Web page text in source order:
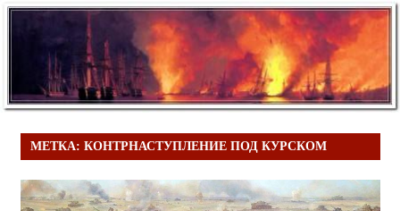
МЕТКА: КОНТРНАСТУПЛЕНИЕ ПОД КУРСКОМ